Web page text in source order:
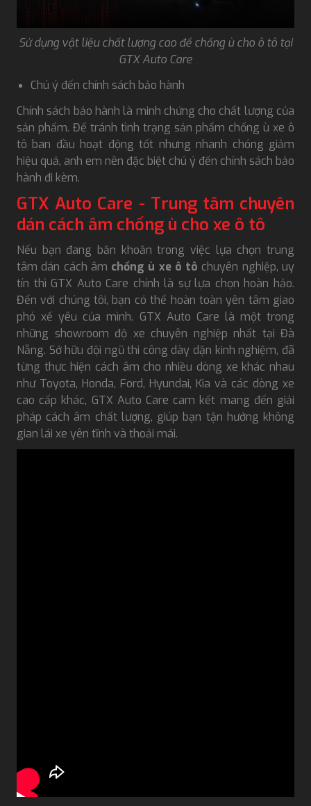
Sử dụng vật liệu chất lượng cao để chống ù cho ô tô tại
GTX Auto Care
Chú ý đến chính sách bảo hành
Chính sách bảo hành là minh chứng cho chất lượng của
sản phẩm. Để tránh tình trạng sản phẩm chống ù xe ô
tô ban đầu hoạt động tốt nhưng nhanh chóng giảm
hiệu quả, anh em nên đặc biệt chú ý đến chính sách bảo
hành đi kèm.
GTX Auto Care - Trung tâm chuyên
dán cách âm chống ù cho xe ô tô
Nếu bạn đang băn khoăn trong việc lựa chọn trung
tâm dán cách âm chống ù xe ô tô chuyên nghiệp, uy
tín thì GTX Auto Care chính là sự lựa chọn hoàn hảo.
Đến với chúng tôi, bạn có thể hoàn toàn yên tâm giao
phó xế yêu của mình. GTX Auto Care là một trong
những showroom độ xe chuyên nghiệp nhất tại Đà
Nẵng. Sở hữu đội ngũ thi công dày dặn kinh nghiệm, đã
từng thực hiện cách âm cho nhiều dòng xe khác nhau
như Toyota, Honda, Ford, Hyundai, Kia và các dòng xe
cao cấp khác, GTX Auto Care cam kết mang đến giải
pháp cách âm chất lượng, giúp bạn tận hưởng không
gian lái xe yên tĩnh và thoải mái.